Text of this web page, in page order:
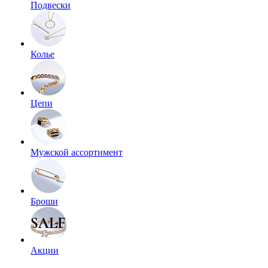
Подвески
Колье
Цепи
Мужской ассортимент
Броши
Акции